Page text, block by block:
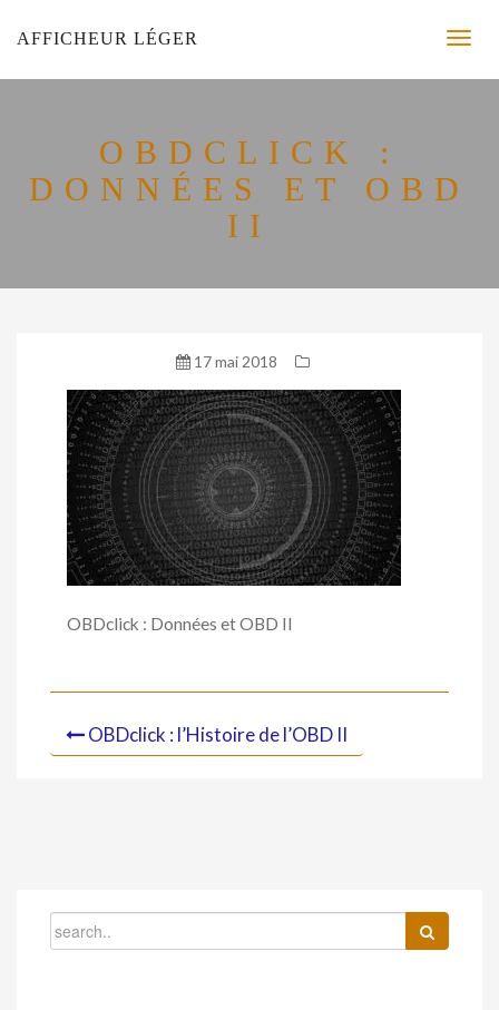
AFFICHEUR LÉGER
OBDCLICK :
DONNÉES ET OBD
II
17 mai 2018
OBDclick : Données et OBD II
OBDclick : l’Histoire de l’OBD II